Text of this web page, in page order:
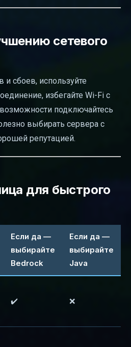
сетевого
и сбоев, используйте
избегайте Wi-Fi с
подключайтесь
выбирать сервера с
репутацией.
для быстрого
Если да —
выбирайте
Bedrock
Если да —
выбирайте
Java
✔️ ❌